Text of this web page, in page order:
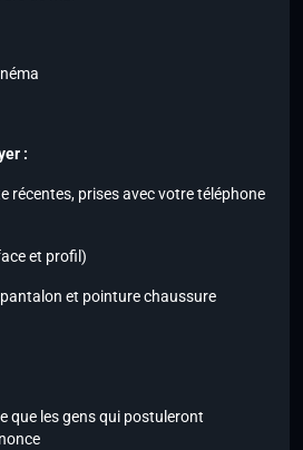
:
récentes, prises avec votre téléphone
et profil)
et pointure chaussure
que les gens qui postuleront